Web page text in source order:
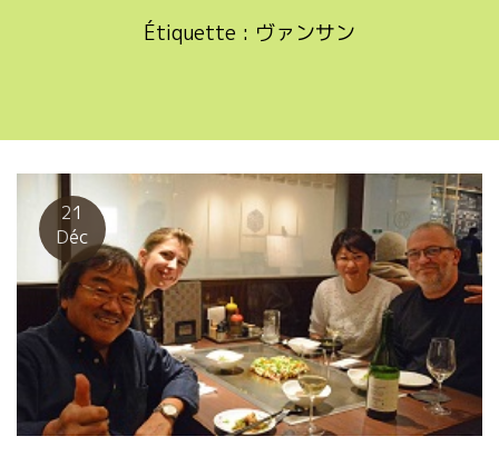
Étiquette : ヴァンサン
21
Déc